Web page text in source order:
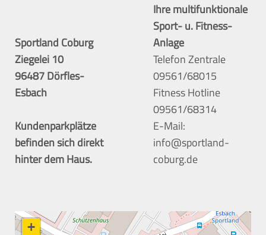
Sportland Coburg
Ziegelei 10
96487 Dörfles-
Esbach
Kundenparkplätze
befinden sich direkt
hinter dem Haus.
Ihre multifunktionale
Sport- u. Fitness-
Anlage
Telefon Zentrale
09561/68015
Fitness Hotline
09561/68314
E-Mail:
info@sportland-
coburg.de
+